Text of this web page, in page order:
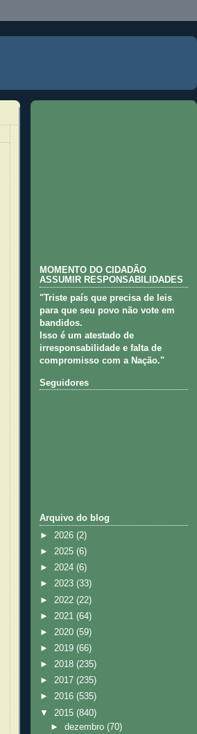
MOMENTO DO CIDADÃO
ASSUMIR RESPONSABILIDADES
"Triste país que precisa de leis
para que seu povo não vote em
bandidos.
Isso é um atestado de
irresponsabilidade e falta de
compromisso com a Nação."
Seguidores
Arquivo do blog
► 2026 (2)
► 2025 (6)
► 2024 (6)
► 2023 (33)
► 2022 (22)
► 2021 (64)
► 2020 (59)
► 2019 (66)
► 2018 (235)
► 2017 (235)
► 2016 (535)
▼ 2015 (840)
►dezembro(70)